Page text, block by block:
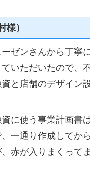
様）
ーゼンさんから丁寧
いただいたので、
と店舗のデザイン
に使う事業計画書
、一通り作成してか
、赤が入りまくって